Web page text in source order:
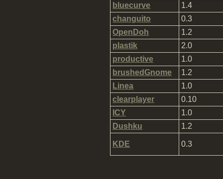
bluecurve
1.4
changuito
0.3
OpenDoh
1.2
plastik
2.0
productive
1.0
brushedGnome
1.2
Linea
1.0
clearplayer
0.10
ICY
1.0
Dushku
1.2
KDE 0.3